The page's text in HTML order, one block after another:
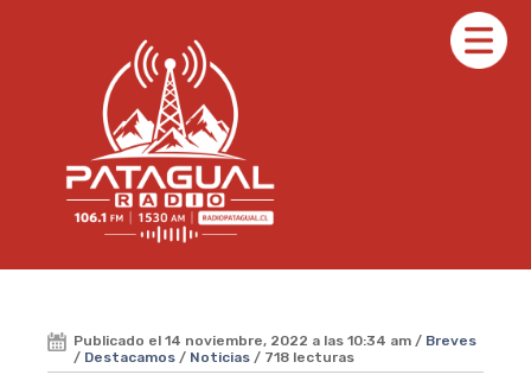
Publicado el 14 noviembre, 2022 a las 10:34 am / Breves
/ Destacamos / Noticias / 718 lecturas